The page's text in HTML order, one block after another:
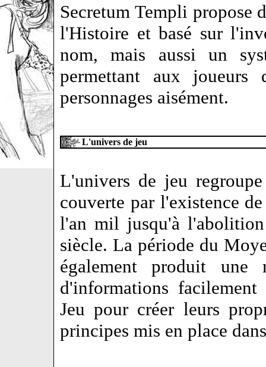
Secretum Templi propose
l'Histoire et basé sur
nom, mais aussi un
permettant aux
personnages aisément.
L'univers de jeu
L'univers de jeu
couverte par l'existence
l'an mil jusqu'à
siècle. La période du
également produit une
d'informations
Jeu pour créer leurs
principes mis en place